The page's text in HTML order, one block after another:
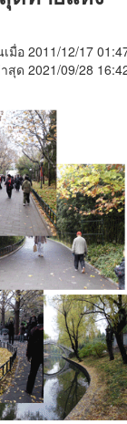
เมื่อ 2011/12/17
สุด 2021/09/28